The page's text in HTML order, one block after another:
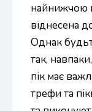
найнижчою
віднесена
Однак
так,
пік має
трефи та